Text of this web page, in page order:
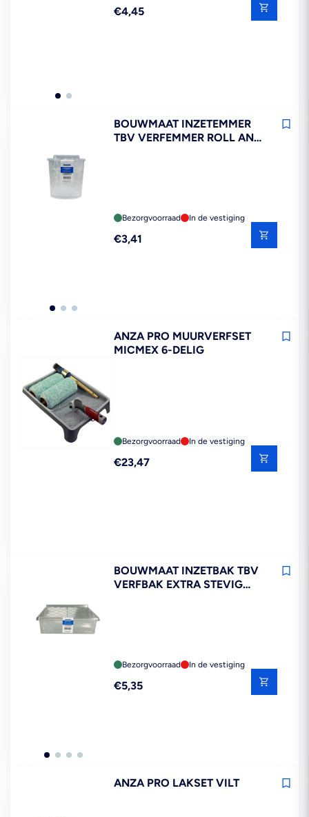
Reguliere
€4,45
BOUWMAAT INZETEMMER
TBV VERFEMMER ROLL AND
Bezorgvoorraad In de vestiging
Reguliere
€3,41
ANZA PRO MUURVERFSET
MICMEX 6-DELIG
Bezorgvoorraad In de vestiging
Reguliere
€23,47
BOUWMAAT INZETBAK TBV
VERFBAK EXTRA STEVIG
Bezorgvoorraad In de vestiging
Reguliere
€5,35
ANZA PRO LAKSET VILT